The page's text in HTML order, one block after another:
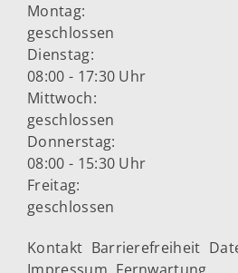
Montag:
geschlossen
Dienstag:
08:00 - 17:30 Uhr
Mittwoch:
geschlossen
Donnerstag:
08:00 - 15:30 Uhr
Freitag:
geschlossen
Kontakt Barrierefreiheit